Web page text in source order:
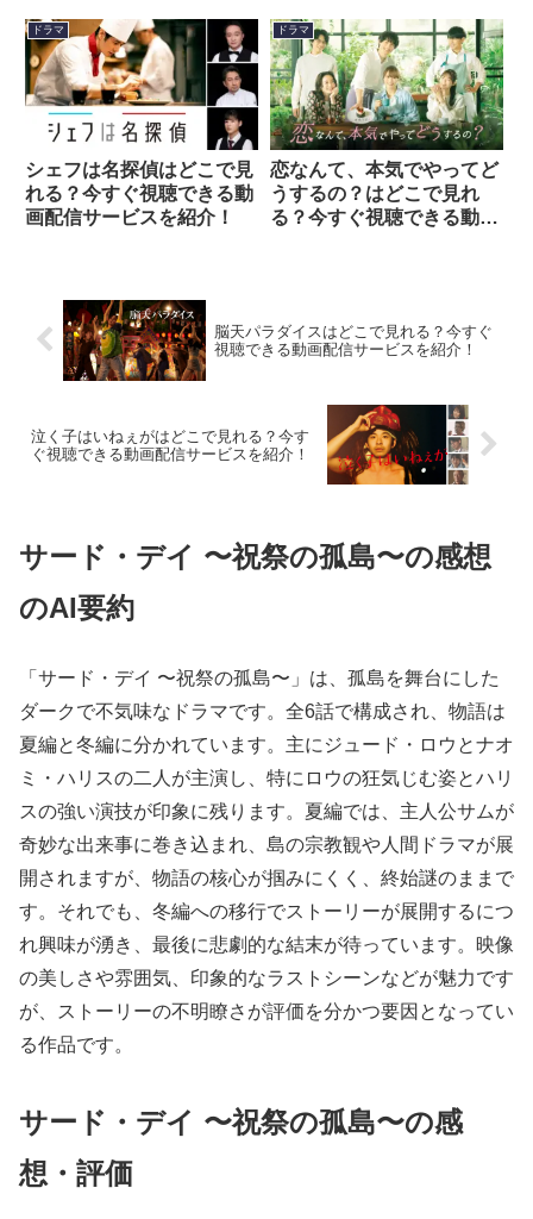
ドラマ
シェフは名探偵はどこで見
れる？今すぐ視聴できる動
画配信サービスを紹介！
ドラマ
恋なんて、本気でやってど
うするの？はどこで見れ
る？今すぐ視聴できる動画
脳天パラダイスはどこで見れる？今すぐ
視聴できる動画配信サービスを紹介！
泣く子はいねぇがはどこで見れる？今す
ぐ視聴できる動画配信サービスを紹介！
サード・デイ 〜祝祭の孤島〜の感想
のAI要約
「サード・デイ 〜祝祭の孤島〜」は、孤島を舞台にした
ダークで不気味なドラマです。全6話で構成され、物語は
夏編と冬編に分かれています。主にジュード・ロウとナオ
ミ・ハリスの二人が主演し、特にロウの狂気じむ姿とハリ
スの強い演技が印象に残ります。夏編では、主人公サムが
奇妙な出来事に巻き込まれ、島の宗教観や人間ドラマが展
開されますが、物語の核心が掴みにくく、終始謎のままで
す。それでも、冬編への移行でストーリーが展開するにつ
れ興味が湧き、最後に悲劇的な結末が待っています。映像
の美しさや雰囲気、印象的なラストシーンなどが魅力です
が、ストーリーの不明瞭さが評価を分かつ要因となってい
る作品です。
サード・デイ 〜祝祭の孤島〜の感
想・評価